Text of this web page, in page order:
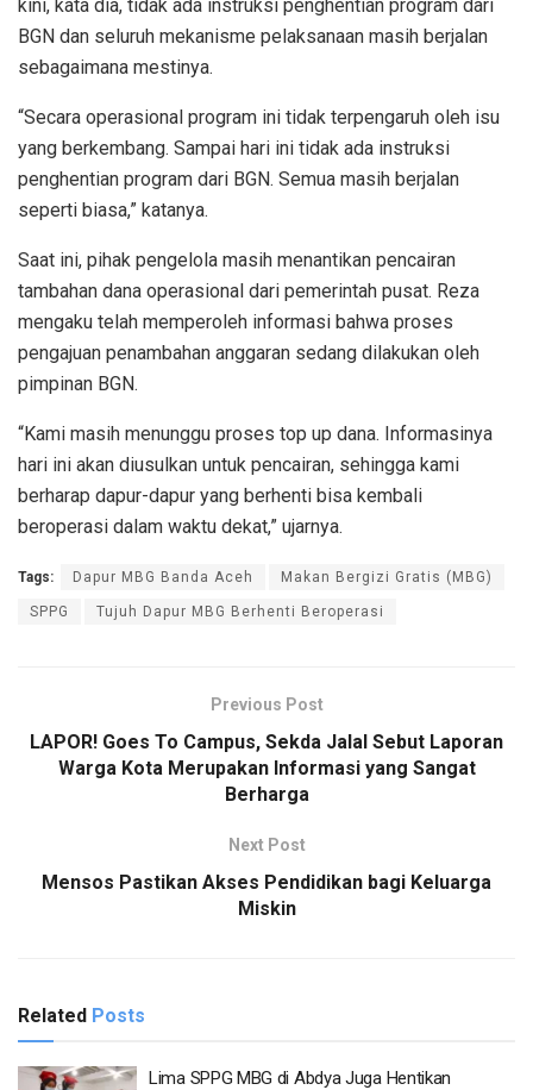
kini, kata dia, tidak ada instruksi penghentian program dari
BGN dan seluruh mekanisme pelaksanaan masih berjalan
sebagaimana mestinya.
“Secara operasional program ini tidak terpengaruh oleh isu
yang berkembang. Sampai hari ini tidak ada instruksi
penghentian program dari BGN. Semua masih berjalan
seperti biasa,” katanya.
Saat ini, pihak pengelola masih menantikan pencairan
tambahan dana operasional dari pemerintah pusat. Reza
mengaku telah memperoleh informasi bahwa proses
pengajuan penambahan anggaran sedang dilakukan oleh
pimpinan BGN.
“Kami masih menunggu proses top up dana. Informasinya
hari ini akan diusulkan untuk pencairan, sehingga kami
berharap dapur-dapur yang berhenti bisa kembali
beroperasi dalam waktu dekat,” ujarnya.
Tags: Dapur MBG Banda Aceh Makan Bergizi Gratis (MBG)
SPPG Tujuh Dapur MBG Berhenti Beroperasi
Previous Post
LAPOR! Goes To Campus, Sekda Jalal Sebut Laporan
Warga Kota Merupakan Informasi yang Sangat
Berharga
Next Post
Mensos Pastikan Akses Pendidikan bagi Keluarga
Miskin
Related Posts
Lima SPPG MBG di Abdya Juga Hentikan